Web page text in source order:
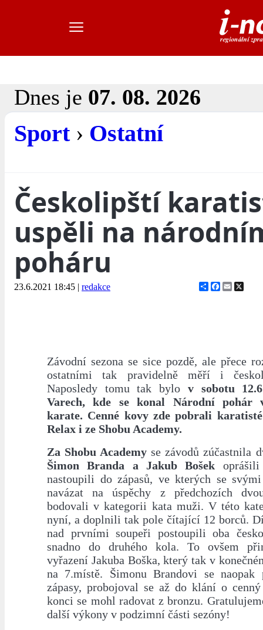
Dnes je 07. 08. 2026
Sport› Ostatní
Českolipští
uspěli na
poháru
23.6.2021 18:45 | redakce ShareFacebook
Email
Závodní sezona se sice pozdě, ale přece
ostatními tak pravidelně měří i
Naposledy tomu tak bylo v sobotu
Varech, kde se konal Národní pohár
karate. Cenné kovy zde pobrali
Relax i ze Shobu Academy.
Za Shobu Academy se závodů zúčastnila
Šimon Branda a Jakub Bošek
nastoupili do zápasů, ve kterých se
navázat na úspěchy z předchozích
bodovali v kategorii kata muži. V této
nyní, a doplnili tak pole čítající 12 borců.
nad prvními soupeři postoupili oba
snadno do druhého kola. To ovšem
vyřazení Jakuba Boška, který tak v
na 7.místě. Šimonu Brandovi se
zápasy, probojoval se až do klání o
konci se mohl radovat z bronzu.
další výkony v podzimní části sezóny!